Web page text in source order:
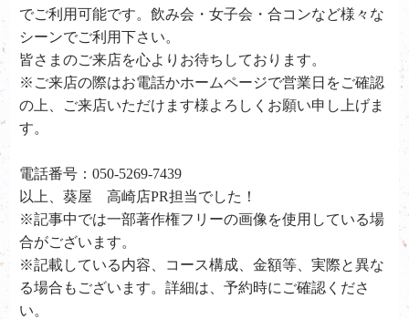
でご利用可能です。飲み会・女子会・合コンなど様々な
シーンでご利用下さい。
皆さまのご来店を心よりお待ちしております。
※ご来店の際はお電話かホームページで営業日をご確認
の上、ご来店いただけます様よろしくお願い申し上げま
す。
電話番号：050-5269-7439
以上、葵屋 高崎店PR担当でした！
※記事中では一部著作権フリーの画像を使用している場
合がございます。
※記載している内容、コース構成、金額等、実際と異な
る場合もございます。詳細は、予約時にご確認くださ
い。